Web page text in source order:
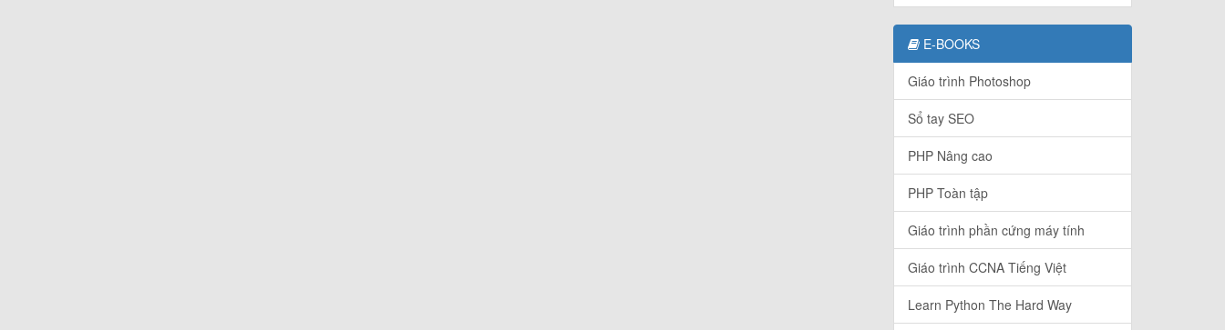
E-BOOKS
Giáo trình Photoshop
Sổ tay SEO
PHP Nâng cao
PHP Toàn tập
Giáo trình phần cứng máy tính
Giáo trình CCNA Tiếng Việt
Learn Python The Hard Way